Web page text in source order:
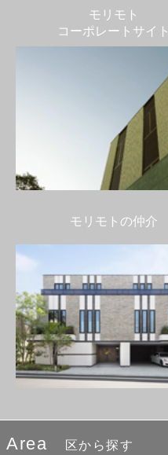
モリモト
コーポレートサイト
モリモトの仲介
Area 区から探す